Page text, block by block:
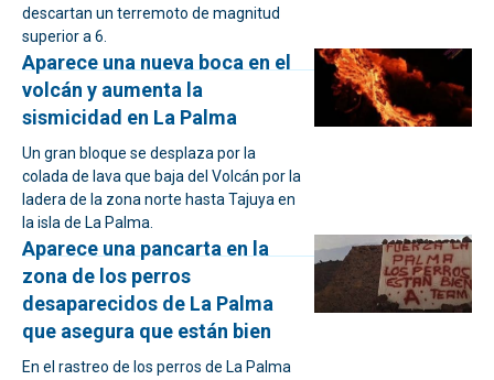
descartan un terremoto de magnitud
superior a 6.
Aparece una nueva boca en el
volcán y aumenta la
sismicidad en La Palma
Un gran bloque se desplaza por la
colada de lava que baja del Volcán por la
ladera de la zona norte hasta Tajuya en
la isla de La Palma.
Aparece una pancarta en la
zona de los perros
desaparecidos de La Palma
que asegura que están bien
En el rastreo de los perros de La Palma